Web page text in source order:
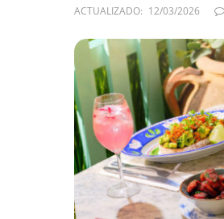
ACTUALIZADO: 12/03/2026